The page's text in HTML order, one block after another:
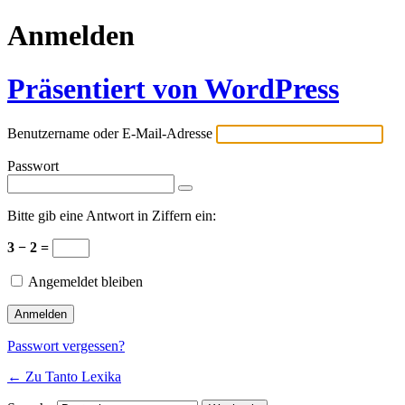
Anmelden
Präsentiert von WordPress
Benutzername oder E-Mail-Adresse
Passwort
Bitte gib eine Antwort in Ziffern ein:
3 − 2 =
Angemeldet bleiben
Passwort vergessen?
← Zu Tanto Lexika